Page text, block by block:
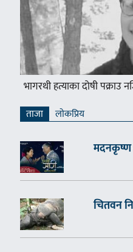
भागरथी हत्याका दोषी पक्राउ
ताजा लाेकप्रिय
मदनकृष्ण
चितवन